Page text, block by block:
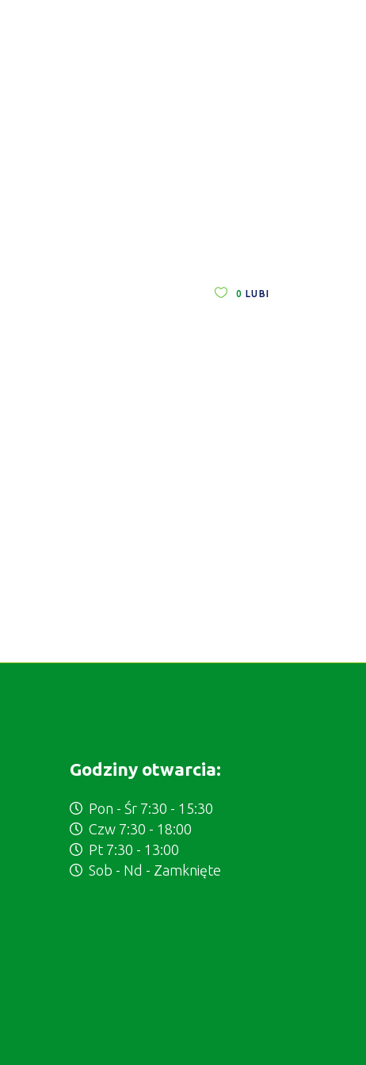
0 LUBI
Godziny otwarcia:
Pon - Śr 7:30 - 15:30
Czw 7:30 - 18:00
Pt 7:30 - 13:00
Sob - Nd - Zamknięte